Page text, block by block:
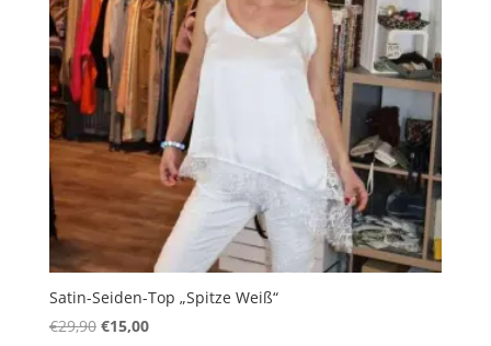
Satin-Seiden-Top „Spitze Weiß“
€29,90 Ursprünglicher
€15,00Aktueller